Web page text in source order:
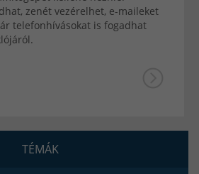
zenét vezérelhet, e-maileket
telefonhívásokat is fogadhat
TÉMÁK